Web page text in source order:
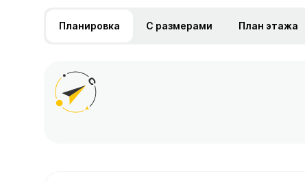
Планировка С размерами План этажа